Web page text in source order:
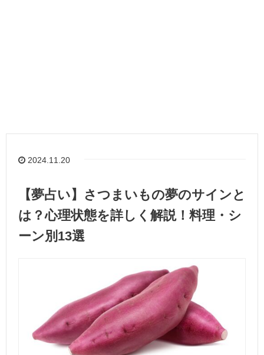
2024.11.20
【夢占い】さつまいもの夢のサインと
は？心理状態を詳しく解説！料理・シ
ーン別13選